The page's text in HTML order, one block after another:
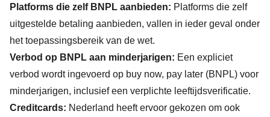
Platforms die zelf BNPL aanbieden: Platforms die zelf
uitgestelde betaling aanbieden, vallen in ieder geval onder
het toepassingsbereik van de wet.
Verbod op BNPL aan minderjarigen: Een expliciet
verbod wordt ingevoerd op buy now, pay later (BNPL) voor
minderjarigen, inclusief een verplichte leeftijdsverificatie.
Creditcards: Nederland heeft ervoor gekozen om ook